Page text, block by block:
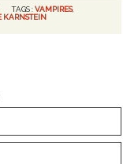
TAGS :VAMPIRES,
KARNSTEIN